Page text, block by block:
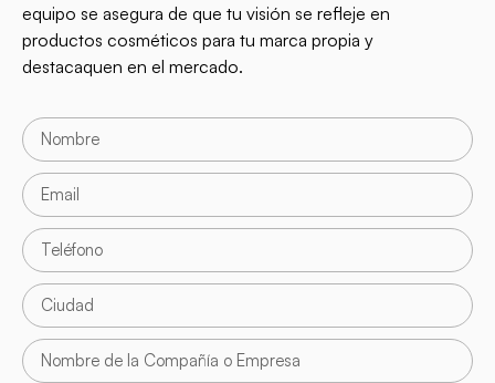
equipo se asegura de que tu visión se refleje en
productos cosméticos para tu marca propia y
destacaquen en el mercado.